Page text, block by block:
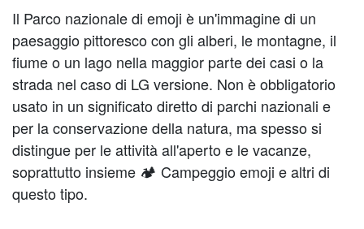
Il Parco nazionale di emoji è un'immagine di un
paesaggio pittoresco con gli alberi, le montagne, il
fiume o un lago nella maggior parte dei casi o la
strada nel caso di LG versione. Non è obbligatorio
usato in un significato diretto di parchi nazionali e
per la conservazione della natura, ma spesso si
distingue per le attività all'aperto e le vacanze,
soprattutto insieme 🏕️ Campeggio emoji e altri di
questo tipo.